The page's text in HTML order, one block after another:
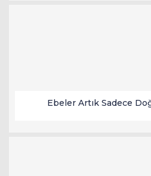
Ebeler Artık Sadece